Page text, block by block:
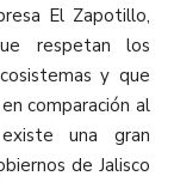
El Zapotillo,
respetan los
y que
comparación al
una gran
de Jalisco